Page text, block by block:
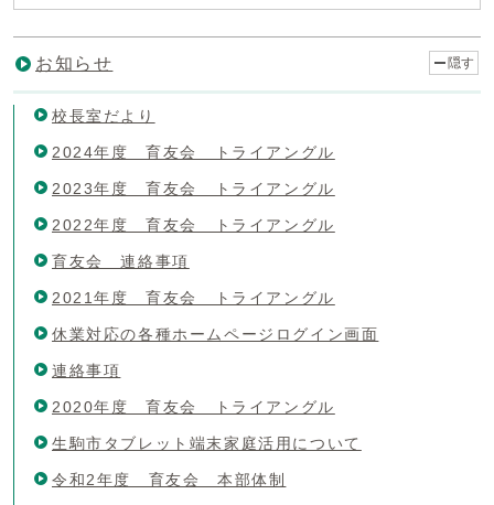
お知らせ 隠す
校長室だより
2024年度 育友会 トライアングル
2023年度 育友会 トライアングル
2022年度 育友会 トライアングル
育友会 連絡事項
2021年度 育友会 トライアングル
休業対応の各種ホームページログイン画面
連絡事項
2020年度 育友会 トライアングル
生駒市タブレット端末家庭活用について
令和2年度 育友会 本部体制